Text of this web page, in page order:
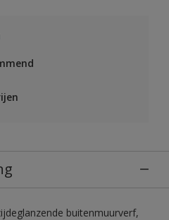
buitenmuurverf,